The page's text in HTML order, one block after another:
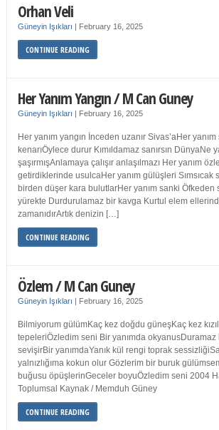
Orhan Veli
Güneyin Işıkları | February 16, 2025
CONTINUE READING
Her Yanım Yangın / M Can Guney
Güneyin Işıkları | February 16, 2025
Her yanım yangın İnceden uzanır Sivas’aHer
kenarıÖylece durur Kımıldamaz sanırsın DünyaNe
şaşırmışAnlamaya çalışır anlaşılmazı Her yanım
getirdiklerinde usulcaHer yanım gülüşleri Sımsıcak
birden düşer kara bulutlarHer yanım sanki Öfkeden
yürekte Durdurulamaz bir kavga Kurtul elem
zamanıdırArtık denizin […]
CONTINUE READING
Özlem / M Can Guney
Güneyin Işıkları | February 16, 2025
Bilmiyorum gülümKaç kez doğdu güneşKaç kez
tepeleriÖzledim seni Bir yanımda okyanusDuramaz
sevişirBir yanımdaYanık kül rengi toprak
yalnızlığıma kokun olur Gözlerim bir buruk
buğusu öpüşlerinGeceler boyuÖzledim seni 2004
Toplumsal Kaynak / Memduh Güney
CONTINUE READING